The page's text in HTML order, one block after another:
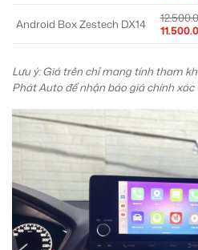
Android Box Zestech DX14
Lưu ý: Giá trên chỉ mang tính tham
Phát Auto để nhận báo giá chính